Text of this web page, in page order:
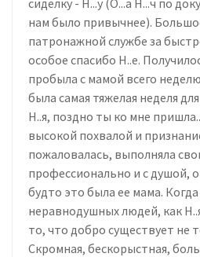
нам было привычнее).
патронажной службе за
особое спасибо Н..е.
пробыла с мамой всего
была самая тяжелая неделя
Н..я, поздно ты ко мне
высокой похвалой и
пожаловалась, выполняла
профессионально и с душой,
будто это была ее мама.
неравнодушных людей, как
то, что добро существует не
Скромная, бескорыстная,